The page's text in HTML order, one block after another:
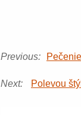
Previous:
Next: Polevou